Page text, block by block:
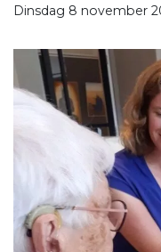
Dinsdag 8 november